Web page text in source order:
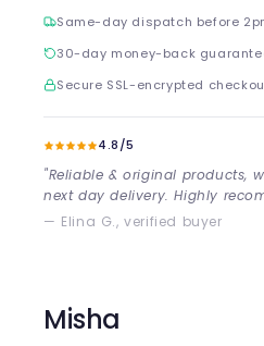
Same-day dispatch before
30-day money-back
Secure SSL-encrypted
4.8/5
"Reliable & original products,
next day delivery. Highly
— Elina G., verified buyer
Misha